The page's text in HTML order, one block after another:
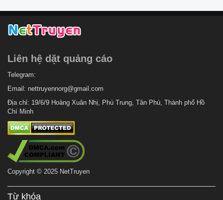
Liên hệ dặt quảng cáo
Telegram:
Email: nettruyennorg@gmail.com
Địa chỉ: 19/6/9 Hoàng Xuân Nhị, Phú Trung, Tân Phú, Thành phố Hồ
Chí Minh
Copyright © 2025 NetTruyen
Từ khóa